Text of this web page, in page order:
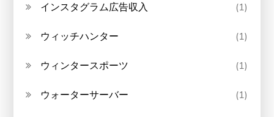
インスタグラム広告収入 (1)
ウィッチハンター (1)
ウィンタースポーツ (1)
ウォーターサーバー (1)